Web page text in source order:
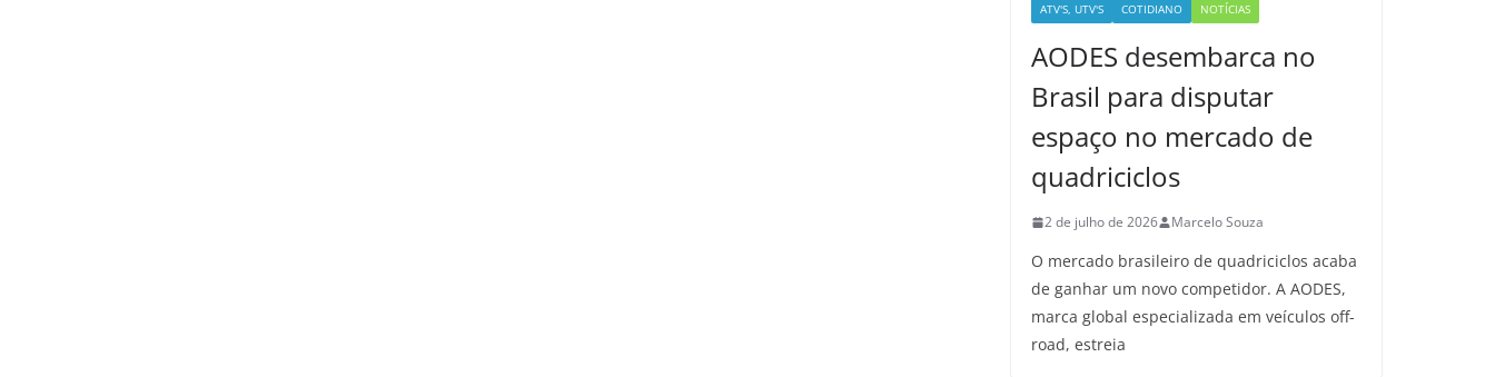
ATV'S, UTV'S COTIDIANO NOTÍCIAS
AODES desembarca no
Brasil para disputar
espaço no mercado de
quadriciclos
2 de julho de 2026 Marcelo Souza
O mercado brasileiro de quadriciclos acaba
de ganhar um novo competidor. A AODES,
marca global especializada em veículos off-
road, estreia